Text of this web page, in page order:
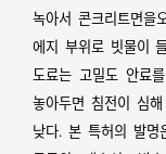
녹아서 콘크리트면을
에지 부위로 빗물이
도료는 고밀도 안료
놓아두면 침전이 심
낮다.본 특허의 발명